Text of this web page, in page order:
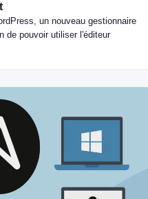
un nouveau gestionnaire
de pouvoir utiliser l'éditeur